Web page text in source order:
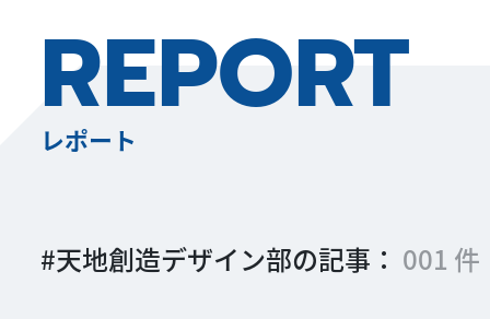
REPORT
レポート
#天地創造デザイン部の記事： 001 件